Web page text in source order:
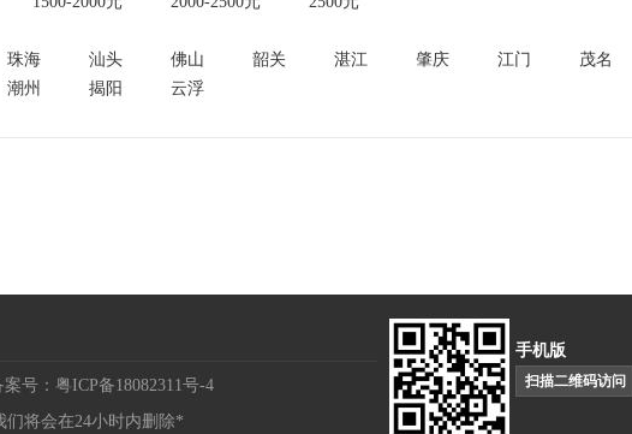
珠海 汕头 佛山 韶关 湛江 肇庆 江门 茂名
潮州 揭阳 云浮
案号：粤ICP备18082311号-4
将会在24小时内删除*
手机版
扫描二维码访问